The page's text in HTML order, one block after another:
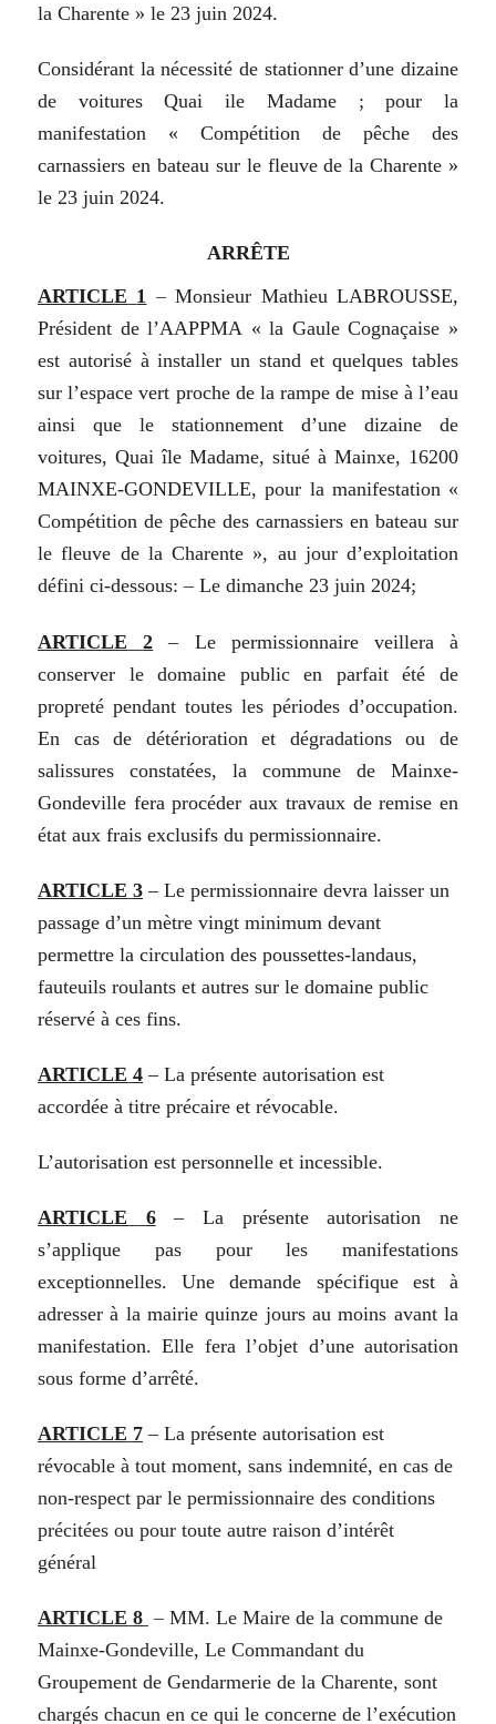
la Charente »le 23 juin 2024.
Considérant la nécessité de stationner d’une dizaine
de
voitures Quai ile Madame ; pour
la
manifestation « Compétition de pêche
des
carnassiers en bateau sur le fleuve de la Charente »
le 23 juin 2024.
ARRÊTE
ARTICLE 1 –Monsieur Mathieu LABROUSSE,
Président de l’AAPPMA « la Gaule Cognaçaise »
est autorisé à installer un stand et quelques tables
sur l’espace vert proche de la rampe de mise à l’eau
ainsi
que le stationnement
d’une dizaine de
voitures, Quai île Madame, situé à Mainxe, 16200
MAINXE-GONDEVILLE,pour la manifestation «
Compétition de pêche des carnassiers en bateau sur
le fleuve de la Charente », au jour d’exploitation
défini ci-dessous:– Le dimanche 23 juin 2024;
ARTICLE 2 – Le permissionnaire veillera
à
conserver
le domaine public en parfait été
de
propreté pendant toutes les périodes d’occupation.
En
cas de détérioration et dégradations ou
de
salissures constatées, la commune de Mainxe-
Gondeville fera procéder aux travaux de remise en
état aux frais exclusifs dupermissionnaire.
ARTICLE 3 – Le permissionnaire devra laisser un
passage d’un mètre vingt minimum devant
permettre lacirculation des poussettes-landaus,
fauteuils roulants et autres sur le domaine public
réservé à ces fins.
ARTICLE 4 – La présente autorisation est
accordée à titre précaire et révocable.
L’autorisation est personnelle et incessible.
ARTICLE 6 – La
présente autorisation ne
s’applique pas
pour les
manifestations
exceptionnelles.
Une demande spécifique est
à
adresser à la mairie quinze jours au moins avant la
manifestation. Elle fera l’objet d’une autorisation
sous forme d’arrêté.
ARTICLE 7 – La présente autorisation est
révocable à tout moment, sans indemnité, en cas de
non-respect par le permissionnaire des conditions
précitées ou pour toute autre raison d’intérêt
général
ARTICLE 8 –MM. Le Maire de la commune de
Mainxe-Gondeville,Le Commandant du
Groupement de Gendarmerie de la Charente,sont
chargés chacun en ce qui le concerne de l’exécution